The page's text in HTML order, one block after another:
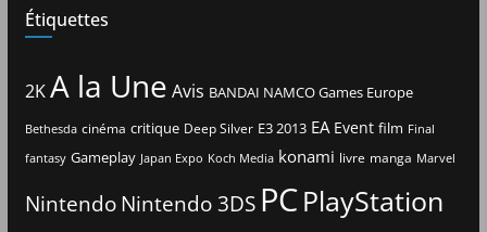
Étiquettes
2KA la Une Avis BANDAI NAMCO Games Europe
Bethesda cinéma critique Deep Silver E3 2013 EA Event film Final
fantasy Gameplay Japan Expo Koch Media konami livre manga Marvel
Nintendo Nintendo 3DS PCPlayStation